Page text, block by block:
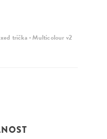
trička · Multicolour v2